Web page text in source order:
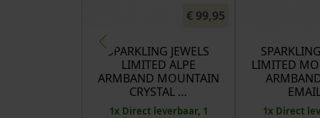
€ 99,95
SPARKLING JEWELS
LIMITED ALPE
ARMBAND MOUNTAIN
CRYSTAL …
1x Direct leverbaar, 1
LIMITED
1x Direct